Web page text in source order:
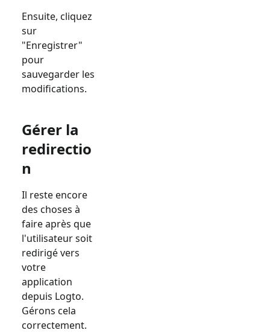
Ensuite, cliquez
sur
"Enregistrer"
pour
sauvegarder les
modifications.
Gérer la
redirectio
n
Il reste encore
des choses à
faire après que
l'utilisateur soit
redirigé vers
votre
application
depuis Logto.
Gérons cela
correctement.